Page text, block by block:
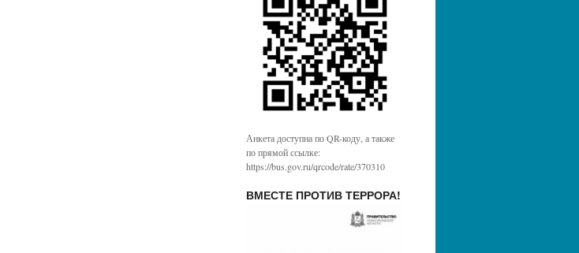
Анкета доступна по QR-коду, а также
по прямой ссылке:
https://bus.gov.ru/qrcode/rate/370310
ВМЕСТЕ ПРОТИВ ТЕРРОРА!